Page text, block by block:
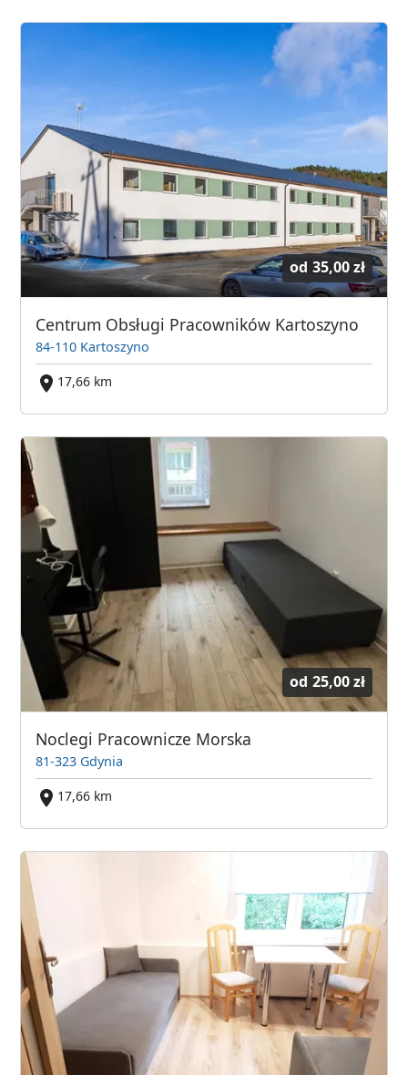
od 35,00 zł
Centrum Obsługi Pracowników Kartoszyno
84-110 Kartoszyno
17,66 km
od 25,00 zł
Noclegi Pracownicze Morska
81-323 Gdynia
17,66 km